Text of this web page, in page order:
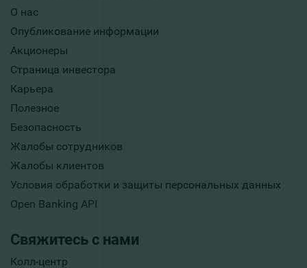
О нас
Опубликование информации
Акционеры
Страница инвестора
Карьера
Полезное
Безопасность
Жалобы сотрудников
Жалобы клиентов
Условия обработки и защиты персональных данных
Open Banking API
Свяжитесь с нами
Колл-центр